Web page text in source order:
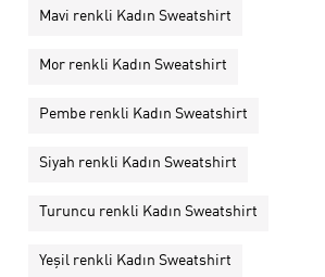
Mavi renkli Kadın Sweatshirt
Mor renkli Kadın Sweatshirt
Pembe renkli Kadın Sweatshirt
Siyah renkli Kadın Sweatshirt
Turuncu renkli Kadın Sweatshirt
Yeşil renkli Kadın Sweatshirt